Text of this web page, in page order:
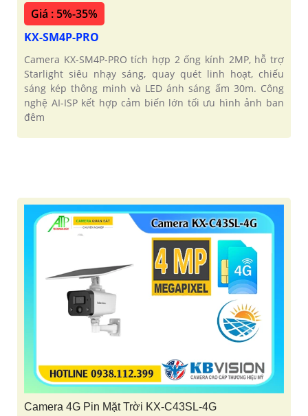
Giá : 5%-35%
KX-SM4P-PRO
Camera KX-SM4P-PRO tích hợp 2 ống kính 2MP, hỗ trợ
Starlight siêu nhạy sáng, quay quét linh hoạt, chiếu
sáng kép thông minh và LED ánh sáng ấm 30m. Công
nghệ AI-ISP kết hợp cảm biến lớn tối ưu hình ảnh ban
đêm
Camera 4G Pin Mặt Trời KX-C43SL-4G